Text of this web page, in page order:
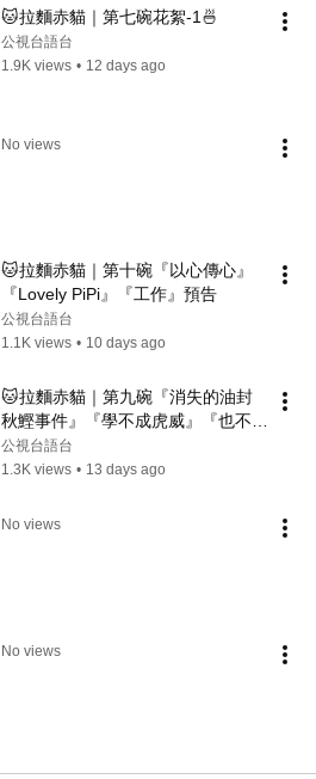
🐱拉麵赤貓｜第七碗花絮-1🍜
公視台語台
1.9K views • 12 days ago
No views
🐱拉麵赤貓｜第十碗『以心傳心』
『Lovely PiPi』『工作』預告
公視台語台
1.1K views • 10 days ago
🐱拉麵赤貓｜第九碗『消失的油封
秋鰹事件』『學不成虎威』『也不是
什麼祕密』預告
公視台語台
1.3K views • 13 days ago
No views
No views